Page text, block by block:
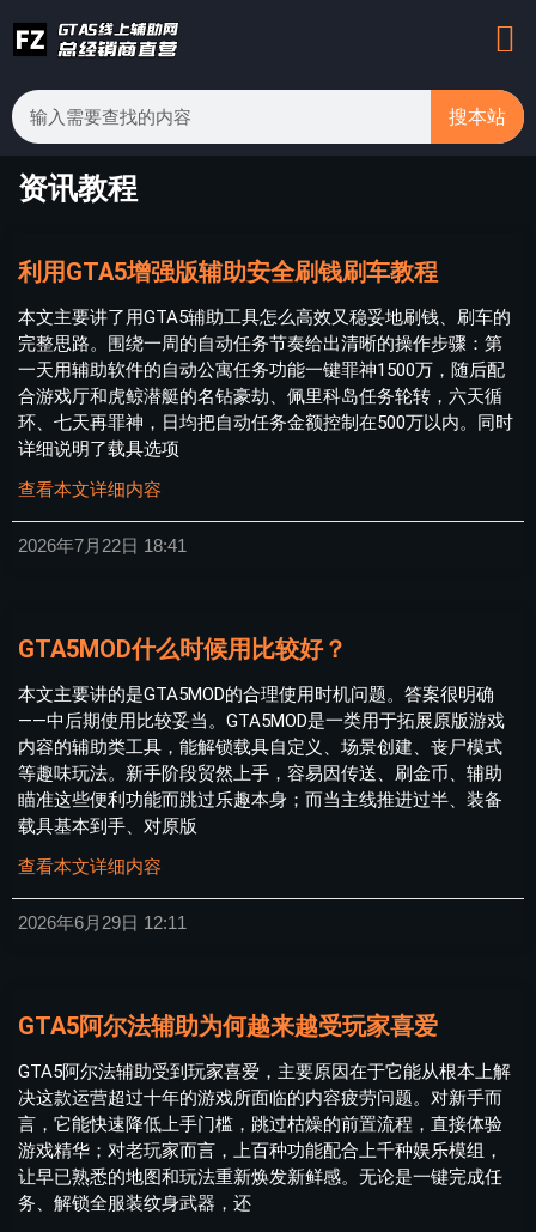
搜本站
资讯教程
利用GTA5增强版辅助安全刷钱刷车教程
本文主要讲了用GTA5辅助工具怎么高效又稳妥地刷钱、刷车的
完整思路。围绕一周的自动任务节奏给出清晰的操作步骤：第
一天用辅助软件的自动公寓任务功能一键罪神1500万，随后配
合游戏厅和虎鲸潜艇的名钻豪劫、佩里科岛任务轮转，六天循
环、七天再罪神，日均把自动任务金额控制在500万以内。同时
详细说明了载具选项
查看本文详细内容
2026年7月22日 18:41
GTA5MOD什么时候用比较好？
本文主要讲的是GTA5MOD的合理使用时机问题。答案很明确
——中后期使用比较妥当。GTA5MOD是一类用于拓展原版游戏
内容的辅助类工具，能解锁载具自定义、场景创建、丧尸模式
等趣味玩法。新手阶段贸然上手，容易因传送、刷金币、辅助
瞄准这些便利功能而跳过乐趣本身；而当主线推进过半、装备
载具基本到手、对原版
查看本文详细内容
2026年6月29日 12:11
GTA5阿尔法辅助为何越来越受玩家喜爱
GTA5阿尔法辅助受到玩家喜爱，主要原因在于它能从根本上解
决这款运营超过十年的游戏所面临的内容疲劳问题。对新手而
言，它能快速降低上手门槛，跳过枯燥的前置流程，直接体验
游戏精华；对老玩家而言，上百种功能配合上千种娱乐模组，
让早已熟悉的地图和玩法重新焕发新鲜感。无论是一键完成任
务、解锁全服装纹身武器，还